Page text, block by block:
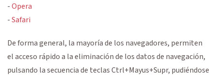
-Opera
-Safari
De forma general, la mayoría de los navegadores, permiten
el acceso rápido a la eliminación de los datos de navegación,
pulsando la secuencia de teclas Ctrl+Mayus+Supr, pudiéndose